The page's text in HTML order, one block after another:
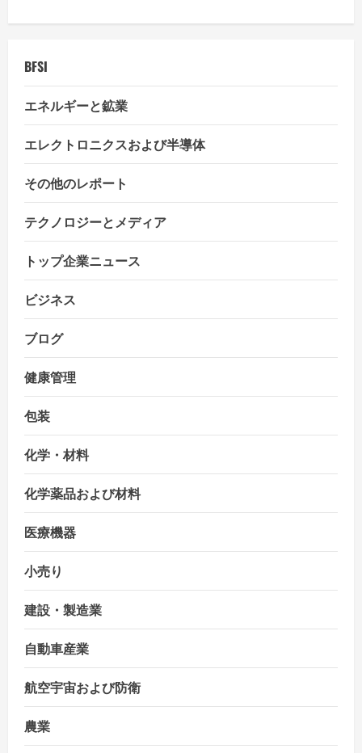
o
n
BFSI
エネルギーと鉱業
エレクトロニクスおよび半導体
その他のレポート
テクノロジーとメディア
トップ企業ニュース
ビジネス
ブログ
健康管理
包装
化学・材料
化学薬品および材料
医療機器
小売り
建設・製造業
自動車産業
航空宇宙および防衛
農業